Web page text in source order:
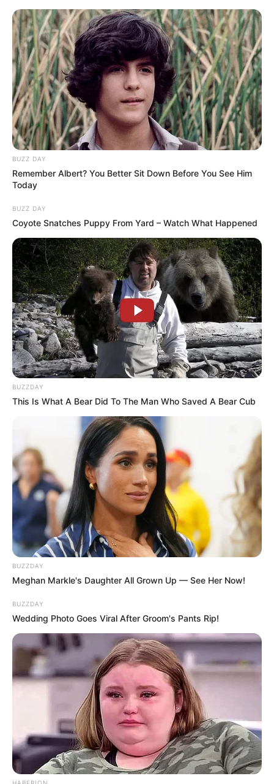
BUZZ DAY
Remember Albert? You Better Sit Down Before You See Him
Today
BUZZ DAY
Coyote Snatches Puppy From Yard – Watch What Happened
BUZZDAY
This Is What A Bear Did To The Man Who Saved A Bear Cub
BUZZDAY
Meghan Markle's Daughter All Grown Up — See Her Now!
BUZZDAY
Wedding Photo Goes Viral After Groom's Pants Rip!